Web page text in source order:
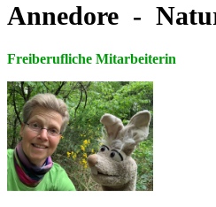
Annedore -
Freiberufliche Mitarbeiterin